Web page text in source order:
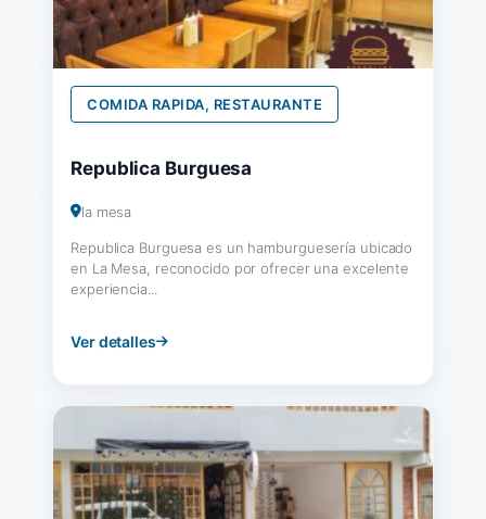
COMIDA RAPIDA, RESTAURANTE
Republica Burguesa
la mesa
Republica Burguesa es un hamburguesería ubicado
en La Mesa, reconocido por ofrecer una excelente
experiencia...
Ver detalles